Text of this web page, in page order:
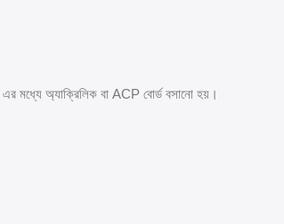
এর মধ্যে অ্যাক্রিলিক বা ACP বোর্ড বসানো হয়।